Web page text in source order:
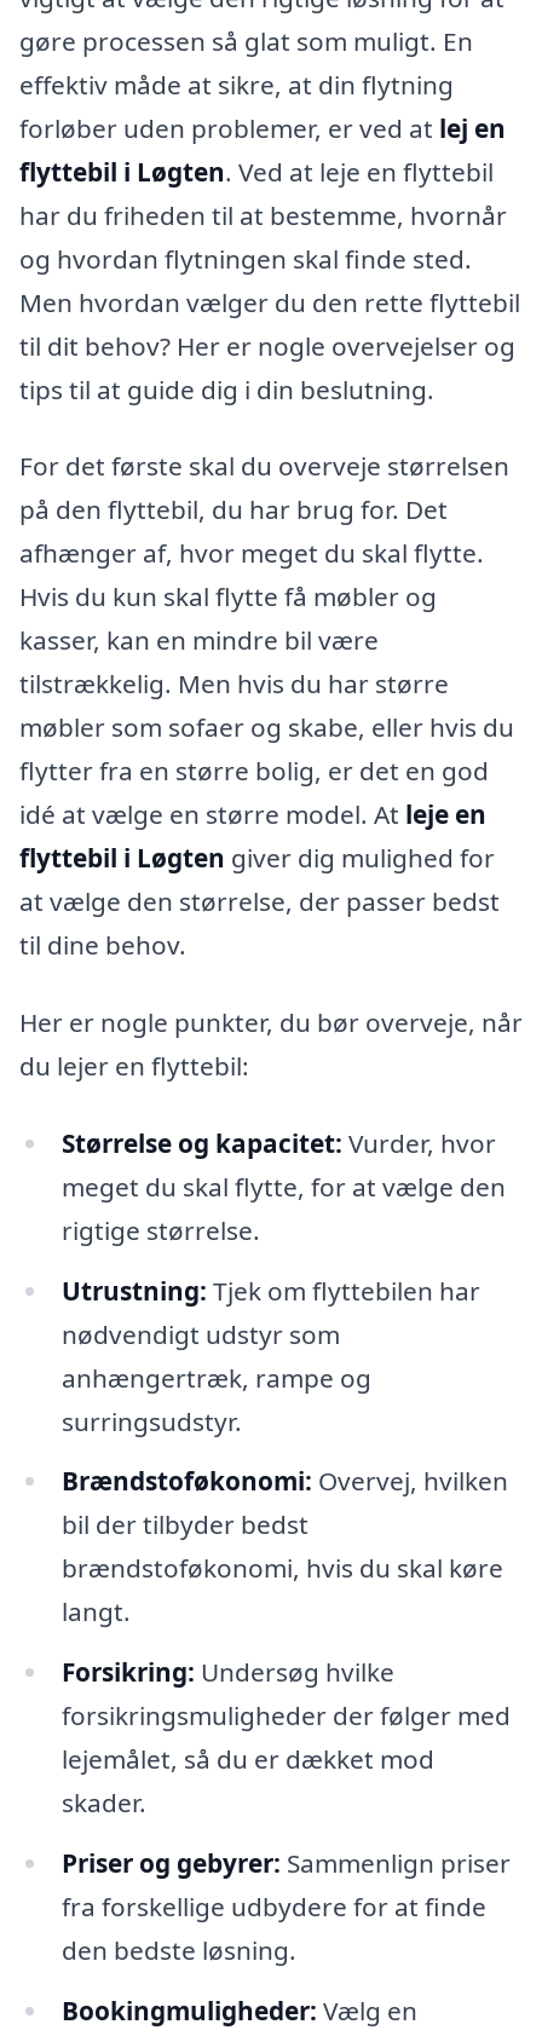
gøre processen så glat som muligt. En
effektiv måde at sikre, at din flytning
forløber uden problemer, er ved at lej en
flyttebil i Løgten. Ved at leje en flyttebil
har du friheden til at bestemme, hvornår
og hvordan flytningen skal finde sted.
Men hvordan vælger du den rette flyttebil
til dit behov? Her er nogle overvejelser og
tips til at guide dig i din beslutning.
For det første skal du overveje størrelsen
på den flyttebil, du har brug for. Det
afhænger af, hvor meget du skal flytte.
Hvis du kun skal flytte få møbler og
kasser, kan en mindre bil være
tilstrækkelig. Men hvis du har større
møbler som sofaer og skabe, eller hvis du
flytter fra en større bolig, er det en god
idé at vælge en større model. At leje en
flyttebil i Løgten giver dig mulighed for
at vælge den størrelse, der passer bedst
til dine behov.
Her er nogle punkter, du bør overveje, når
du lejer en flyttebil:
Størrelse og kapacitet: Vurder, hvor
meget du skal flytte, for at vælge den
rigtige størrelse.
Utrustning: Tjek om flyttebilen har
nødvendigt udstyr som
anhængertræk, rampe og
surringsudstyr.
Brændstoføkonomi: Overvej, hvilken
bil der tilbyder bedst
brændstoføkonomi, hvis du skal køre
langt.
Forsikring: Undersøg hvilke
forsikringsmuligheder der følger med
lejemålet, så du er dækket mod
skader.
Priser og gebyrer: Sammenlign priser
fra forskellige udbydere for at finde
den bedste løsning.
Bookingmuligheder: Vælg en